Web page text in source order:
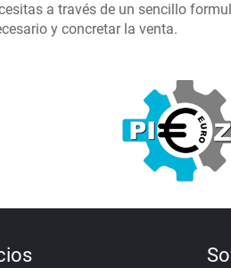
a través de un sencillo
y concretar la venta.